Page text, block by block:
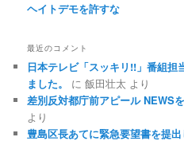
ヘイトデモを許すな
最近のコメント
日本テレビ「スッキリ!!」番組担
ました。
に飯田壮太 より
差別反対都庁前アピール NEWSを
より
豊島区長あてに緊急要望書を提